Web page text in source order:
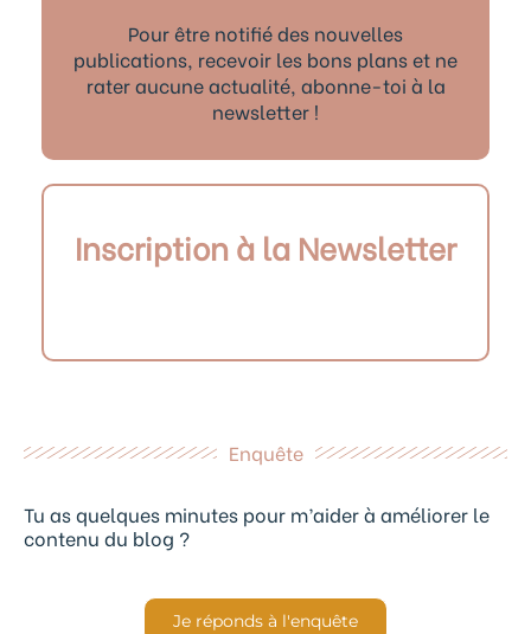
Pour être notifié des nouvelles
publications, recevoir les bons plans et ne
rater aucune actualité, abonne-toi à la
newsletter !
Inscription à la Newsletter
Enquête
Tu as quelques minutes pour m’aider à améliorer le
contenu du blog ?
Je réponds à l'enquête